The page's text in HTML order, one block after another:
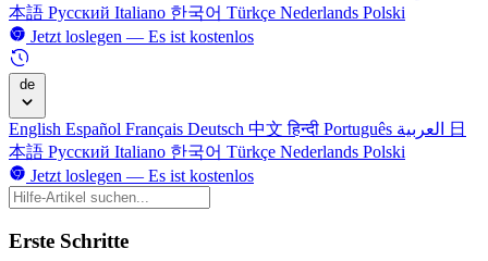
本語 Русский Italiano 한국어 Türkçe Nederlands Polski
Jetzt loslegen — Es ist kostenlos
de
English Español Français Deutsch 中文हिन्दी Português
日
本語 Русский Italiano 한국어 Türkçe Nederlands Polski
Jetzt loslegen — Es ist kostenlos
Erste Schritte